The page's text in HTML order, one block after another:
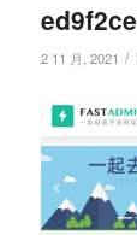
2 11 月, 2021 /